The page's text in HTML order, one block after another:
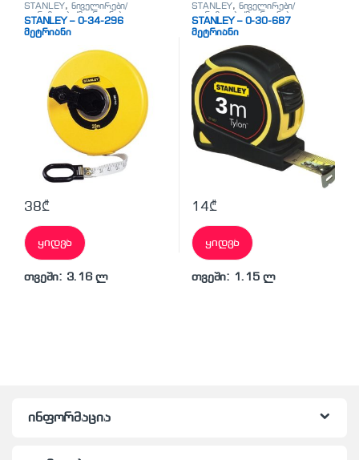
STANLEY, ნიველირები/
თარაზოები/მეტრიანები
STANLEY – 0-34-296
მეტრიანი
38₾
ყიდვა
თვეში: 3.16 ლ
STANLEY, ნიველირები/
თარაზოები/მეტრიანები
STANLEY – 0-30-687
მეტრიანი
14₾
ყიდვა
თვეში: 1.15 ლ
ინფორმაცია